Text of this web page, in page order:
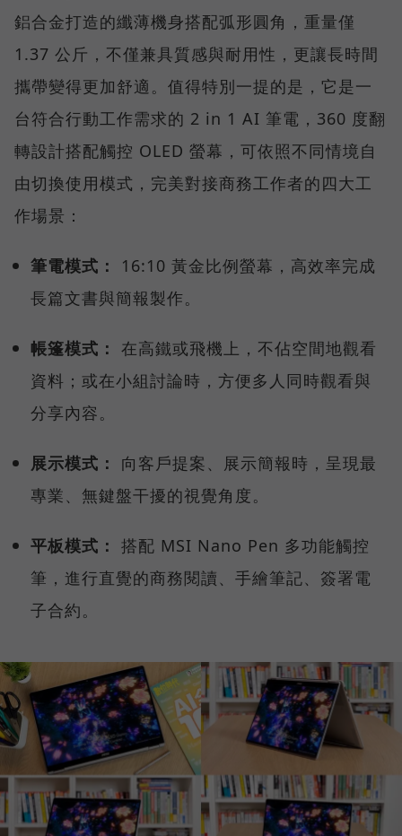
鋁合金打造的纖薄機身搭配弧形圓角，重量僅
1.37 公斤，不僅兼具質感與耐用性，更讓長時間
攜帶變得更加舒適。值得特別一提的是，它是一
台符合行動工作需求的 2 in 1 AI 筆電，360 度翻
轉設計搭配觸控 OLED 螢幕，可依照不同情境自
由切換使用模式，完美對接商務工作者的四大工
作場景：
筆電模式：
16:10 黃金比例螢幕，高效率完成
長篇文書與簡報製作。
帳篷模式： 在高鐵或飛機上，不佔空間地觀看
資料；或在小組討論時，方便多人同時觀看與
分享內容。
展示模式：
向客戶提案、展示簡報時，呈現最
專業、無鍵盤干擾的視覺角度。
平板模式： 搭配 MSI Nano Pen 多功能觸控
筆，進行直覺的商務閱讀、手繪筆記、簽署電
子合約。